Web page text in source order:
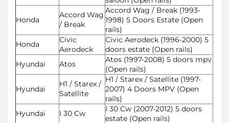
Honda
Accord Wag
/ Break
Accord Wag / Break (1993-
1998) 5 Doors Estate (Open
rails)
Honda
Civic
Aerodeck
Civic Aerodeck (1996-2000) 5
doors estate (Open rails)
Hyundai
Atos
Atos (1997-2008) 5 doors mpv
(Open rails)
Hyundai
H1 / Starex /
Satellite
H1 / Starex / Satellite (1997-
2007) 4 Doors MPV (Open
rails)
Hyundai
I 30 Cw
I 30 Cw (2007-2012) 5 doors
estate (Open rails)